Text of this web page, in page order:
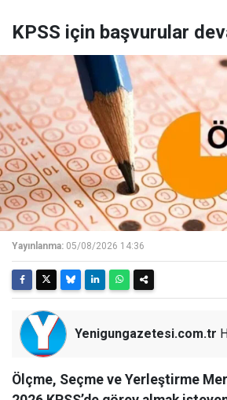
KPSS için başvurular
Yayınlanma: 05/08/2026 14:36
Yenigungazetesi.com.tr
Ölçme, Seçme ve Yerleştirme